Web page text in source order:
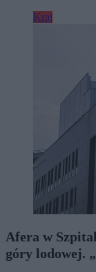
Kraj
Afera w
góry lodowej.